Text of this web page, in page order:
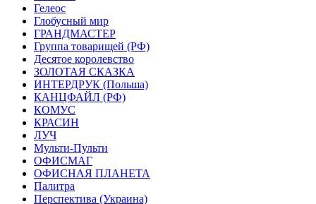
Гелеос
Глобусный мир
ГРАНДМАСТЕР
Группа товарищей (РФ)
Десятое королевство
ЗОЛОТАЯ СКАЗКА
ИНТЕРДРУК (Польша)
КАНЦФАЙЛ (РФ)
КОМУС
КРАСИН
ЛУЧ
Мульти-Пульти
ОФИСМАГ
ОФИСНАЯ ПЛАНЕТА
Палитра
Перспектива (Украина)